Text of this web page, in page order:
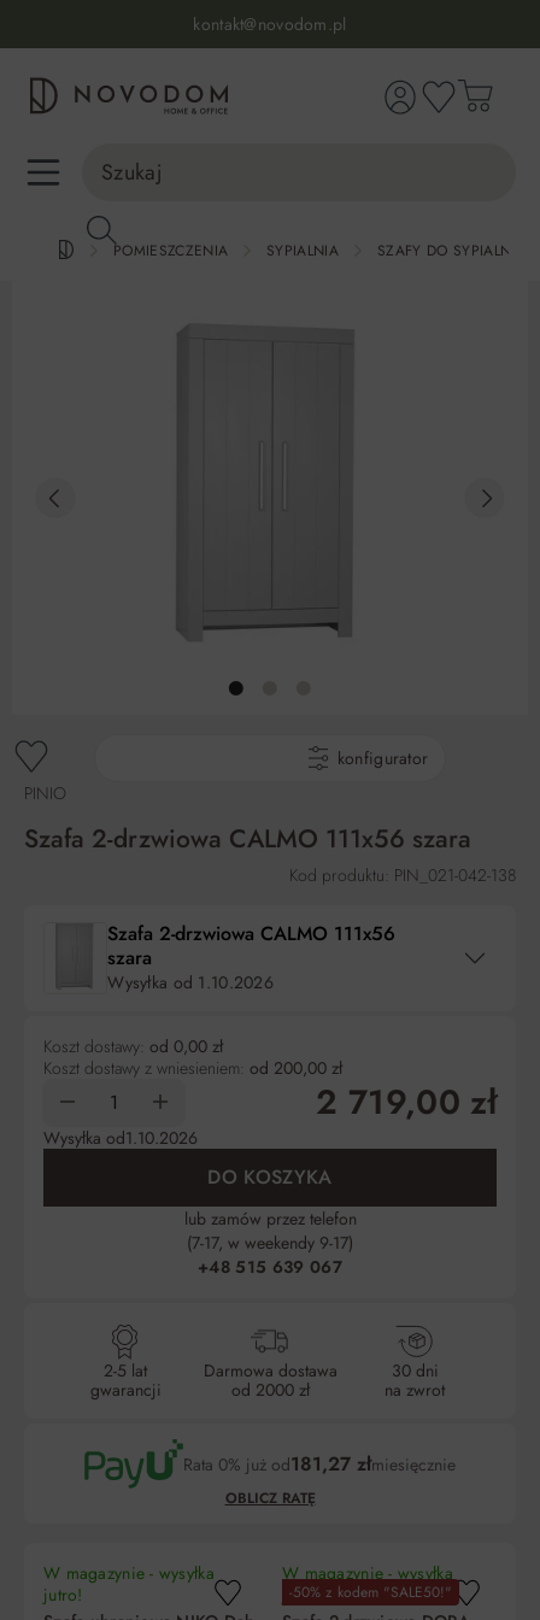
kontakt@novodom.pl
Dostawa z wniesieniem
30 dni na zwrot lub wymianę
98% zadowolonych klientów
POMIESZCZENIA SYPIALNIA SZAFY DO SYPIALNI
PINIO
konfigurator
Szafa 2-drzwiowa CALMO 111x56 szara
Kod produktu: PIN_021-042-138
Szafa 2-drzwiowa CALMO 111x56
szara
Wysyłka od 1.10.2026
Koszt dostawy: od 0,00 zł
Koszt dostawy z wniesieniem: od 200,00 zł
2 719,00 zł
Wysyłka od1.10.2026
DO KOSZYKA
lub zamów przez telefon
(7-17, w weekendy 9-17)
+48 515 639 067
2-5 lat
gwarancji
Darmowa dostawa
od 2000 zł
30 dni
na zwrot
Rata 0% już od181,27 złmiesięcznie
OBLICZ RATĘ
W magazynie - wysyłka
jutro!
-50% z kodem "SALE50!"
W magazynie - wysyłka
jutro!